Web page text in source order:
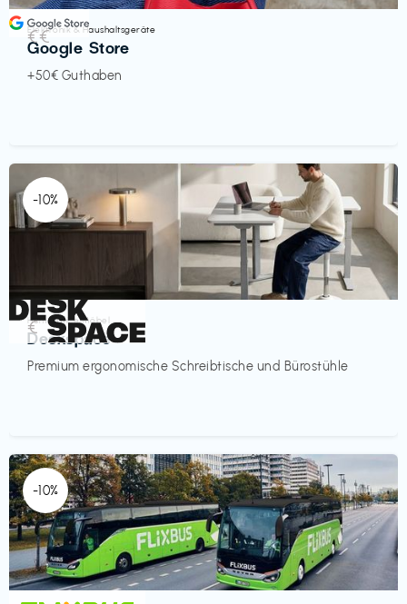
Elektronik & Haushaltsgeräte
Google Store
+50€ Guthaben
€€‎
-10%
Homeoffice Möbel
Deskspace
Premium ergonomische Schreibtische und Bürostühle
€‎
-10%